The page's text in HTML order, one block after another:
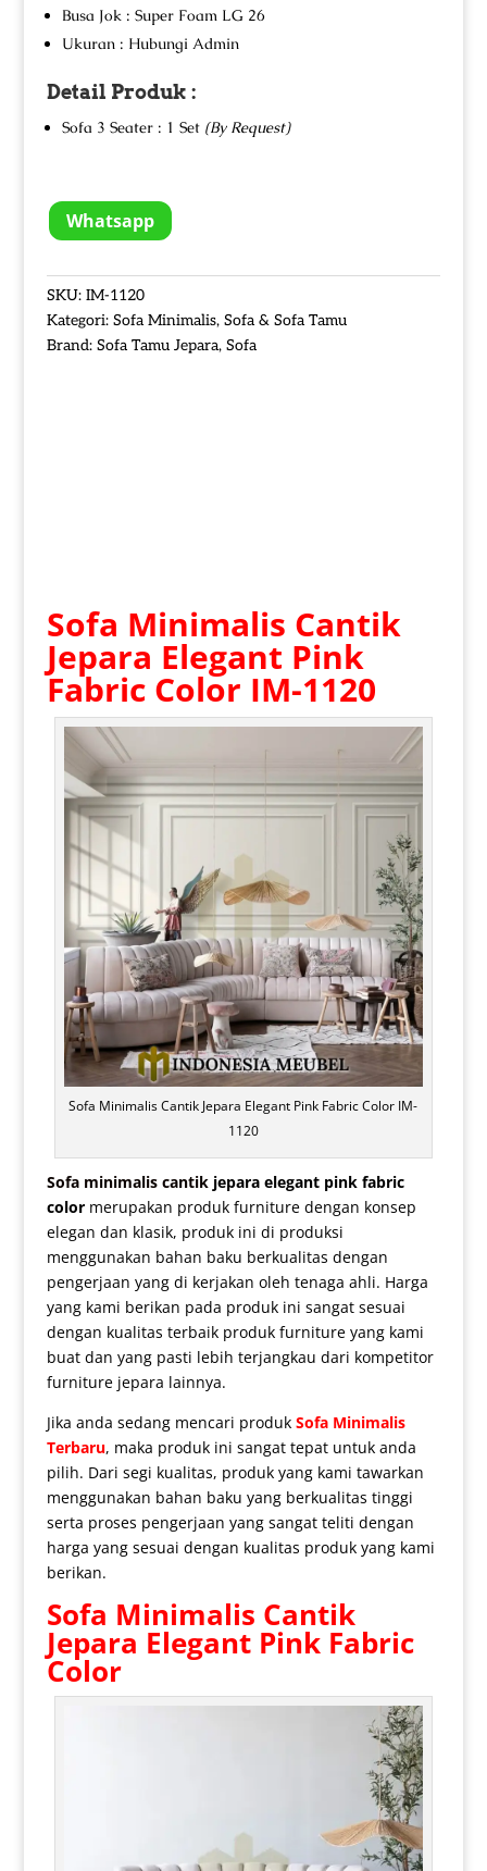
Busa Jok : Super Foam LG 26
Ukuran : Hubungi Admin
Detail Produk :
Sofa 3 Seater : 1 Set (By Request)
Whatsapp
SKU: IM-1120
Kategori: Sofa Minimalis, Sofa & Sofa Tamu
Brand: Sofa Tamu Jepara, Sofa
Sofa Minimalis Cantik
Jepara Elegant Pink
Fabric Color IM-1120
Sofa Minimalis Cantik Jepara Elegant Pink Fabric Color IM-
1120
Sofa minimalis cantikjepara elegant pink fabric
colormerupakan produk furniture dengan konsep
elegan dan klasik, produk ini di produksi
menggunakan bahan baku berkualitas dengan
pengerjaan yang di kerjakan oleh tenaga ahli. Harga
yang kami berikan pada produk ini sangat sesuai
dengan kualitas terbaik produk furniture yang kami
buat dan yang pasti lebih terjangkau dari kompetitor
furniture jepara lainnya.
Jika anda sedang mencari produk Sofa Minimalis
Terbaru, maka produk ini sangat tepat untuk anda
pilih. Dari segi kualitas, produk yang kami tawarkan
menggunakan bahan baku yang berkualitas tinggi
serta proses pengerjaan yang sangat teliti dengan
harga yang sesuai dengan kualitas produk yang kami
berikan.
Sofa Minimalis Cantik
Jepara Elegant Pink Fabric
Color